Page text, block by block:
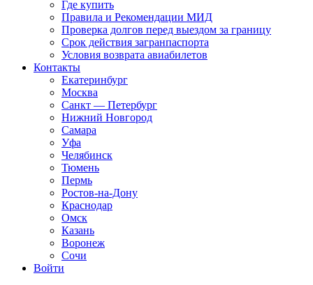
Где купить
Правила и Рекомендации МИД
Проверка долгов перед выездом за границу
Срок действия загранпаспорта
Условия возврата авиабилетов
Контакты
Екатеринбург
Москва
Санкт — Петербург
Нижний Новгород
Самара
Уфа
Челябинск
Тюмень
Пермь
Ростов-на-Дону
Краснодар
Омск
Казань
Воронеж
Сочи
Войти